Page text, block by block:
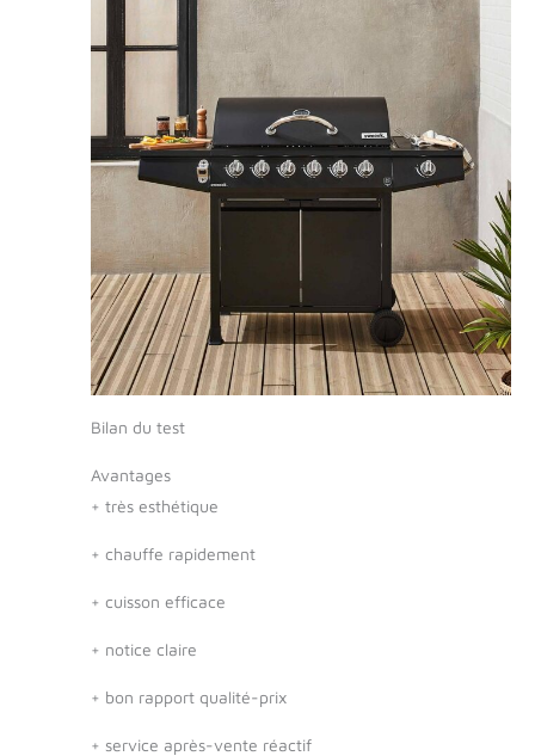
Bilan du test
Avantages
+ très esthétique
+ chauffe rapidement
+ cuisson efficace
+ notice claire
+ bon rapport qualité-prix
+ service après-vente réactif